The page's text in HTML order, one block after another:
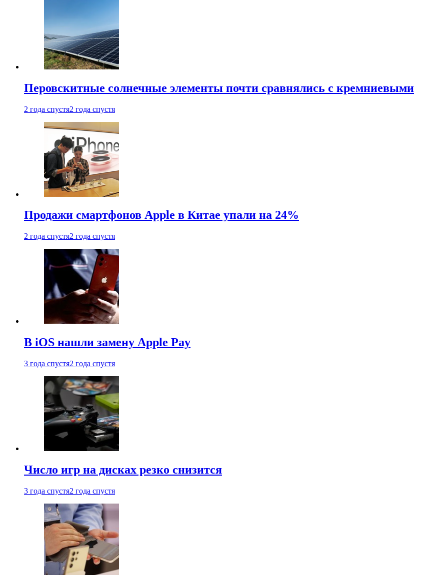
Перовскитные солнечные элементы почти сравнялись с кремниевыми
2 года спустя2 года спустя
Продажи смартфонов Apple в Китае упали на 24%
2 года спустя2 года спустя
В iOS нашли замену Apple Pay
3 года спустя2 года спустя
Число игр на дисках резко снизится
3 года спустя2 года спустя